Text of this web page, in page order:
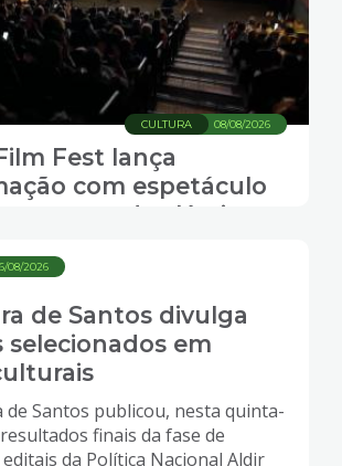
08/08/2026
CULTURA
Fest lança
com espetáculo
sonoras de clássicos
08/2026
de Santos divulga
selecionados em
de Santos publicou, nesta quinta-
finais da fase de
da Política Nacional Aldir